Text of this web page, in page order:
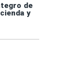
de
y